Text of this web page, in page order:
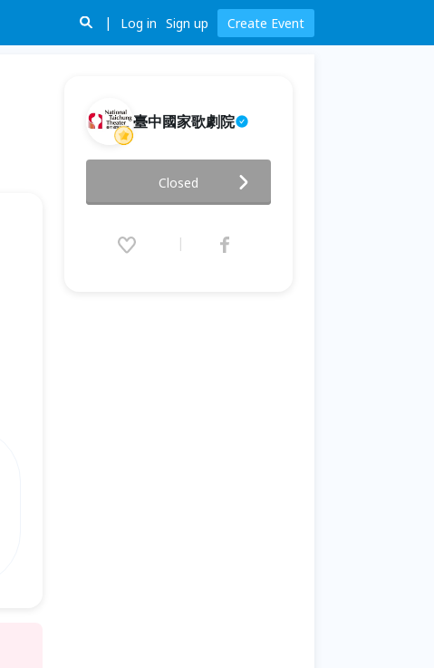
Log in Sign up Create Event
臺中國家歌劇院
藝術的物理學
2026.05.28 (Thu) 14:00 - 17:00
Closed